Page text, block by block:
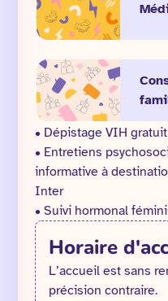
• Dépistage VIH
• Entretiens
informative à
Inter
• Suivi hormonal
Horaire
L’accueil est sans
précision contraire.